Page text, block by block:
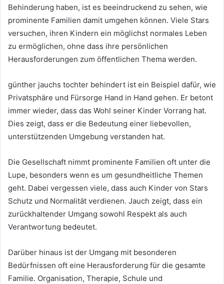
Behinderung haben, ist es beeindruckend zu sehen, wie
prominente Familien damit umgehen können. Viele Stars
versuchen, ihren Kindern ein möglichst normales Leben
zu ermöglichen, ohne dass ihre persönlichen
Herausforderungen zum öffentlichen Thema werden.
günther jauchs tochter behindert ist ein Beispiel dafür, wie
Privatsphäre und Fürsorge Hand in Hand gehen. Er betont
immer wieder, dass das Wohl seiner Kinder Vorrang hat.
Dies zeigt, dass er die Bedeutung einer liebevollen,
unterstützenden Umgebung verstanden hat.
Die Gesellschaft nimmt prominente Familien oft unter die
Lupe, besonders wenn es um gesundheitliche Themen
geht. Dabei vergessen viele, dass auch Kinder von Stars
Schutz und Normalität verdienen. Jauch zeigt, dass ein
zurückhaltender Umgang sowohl Respekt als auch
Verantwortung bedeutet.
Darüber hinaus ist der Umgang mit besonderen
Bedürfnissen oft eine Herausforderung für die gesamte
Familie. Organisation, Therapie, Schule und